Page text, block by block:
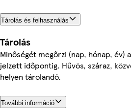
Tárolás és felhasználás
Tárolás
Minőségét megőrzi (nap, hónap, év)
jelzett időpontig. Hűvös, száraz,
helyen tárolandó.
További információ